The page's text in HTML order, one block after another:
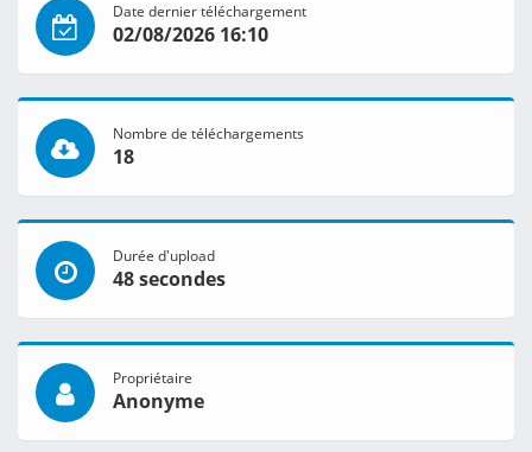
Date dernier téléchargement
02/08/2026 16:10
Nombre de téléchargements
18
Durée d'upload
48 secondes
Propriétaire
Anonyme